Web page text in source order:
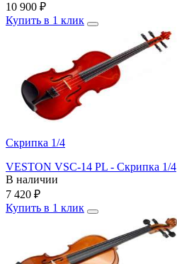
10 900 ₽
Купить в 1 клик
Скрипка 1/4
VESTON VSC-14 PL - Скрипка 1/4
В наличии
7 420 ₽
Купить в 1 клик